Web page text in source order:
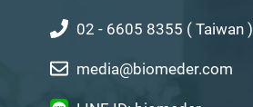
02 - 6605 8355 ( Taiwan )
media@biomeder.com